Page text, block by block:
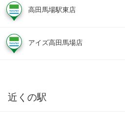
高田馬場駅東店
アイズ高田馬場店
近くの駅